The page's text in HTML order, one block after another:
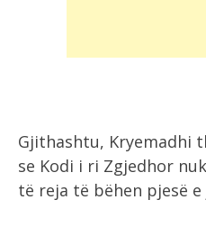
Gjithashtu, Kryemadhi
se Kodi i ri Zgjedhor
të reja të bëhen pjesë